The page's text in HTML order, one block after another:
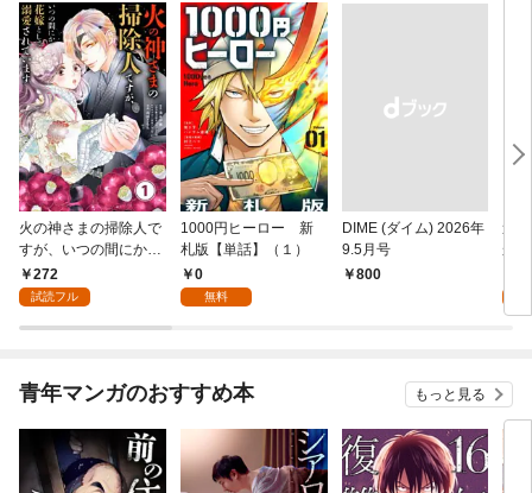
火の神さまの掃除人で
すが、いつの間にか花
嫁として溺愛されてい
ます【単話】（１）
272
試読フル
1000円ヒーロー 新
札版【単話】（１）
0
無料
DIME (ダイム) 2026年
9.5月号
￥800
追
か
れ
（
青年マンガのおすすめ本 もっと見る